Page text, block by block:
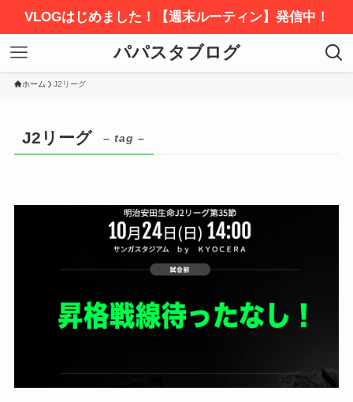
VLOGはじめました！【週末ルーティン】発信中！
パパスタブログ
ホーム J2リーグ
J2リーグ – tag –